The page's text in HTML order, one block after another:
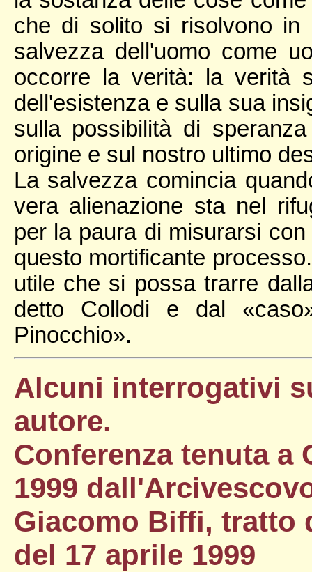
che di solito si risolvono
salvezza dell'uomo come
occorre la verità: la verità
dell'esistenza e sulla sua
sulla possibilità di
origine e sul nostro ultimo
La salvezza comincia
vera alienazione sta nel
per la paura di misurarsi
questo mortificante
utile che si possa trarre
detto Collodi e dal
Pinocchio».
Alcuni interrogativi
autore.
Conferenza tenuta a
1999
Giacomo Biffi, tratto
del 17 aprile 1999